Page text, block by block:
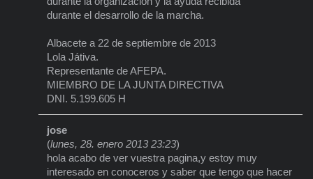
durante el desarrollo de la marcha.
Albacete a 22 de septiembre de 2013
Lola Játiva.
Representante de AFEPA.
MIEMBRO DE LA JUNTA DIRECTIVA
DNI. 5.199.605 H
jose
(lunes, 28. enero 2013 23:23)
hola acabo de ver vuestra pagina,y estoy muy
interesado en conoceros y saber que tengo que hacer